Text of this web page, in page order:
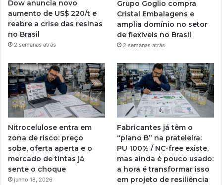
Dow anuncia novo
aumento de US$ 220/t e
reabre a crise das resinas
no Brasil
2 semanas atrás
Grupo Goglio compra
Cristal Embalagens e
amplia domínio no setor
de flexíveis no Brasil
2 semanas atrás
Nitrocelulose entra em
zona de risco: preço
sobe, oferta aperta e o
mercado de tintas já
sente o choque
junho 18, 2026
Fabricantes já têm o
“plano B” na prateleira:
PU 100% / NC-free existe,
mas ainda é pouco usado:
a hora é transformar isso
em projeto de resiliência